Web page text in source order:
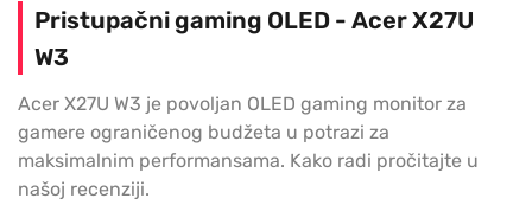
Pristupačni gaming OLED - Acer X27U
W3
Acer X27U W3 je povoljan OLED gaming monitor za
gamere ograničenog budžeta u potrazi za
maksimalnim performansama. Kako radi pročitajte u
našoj recenziji.